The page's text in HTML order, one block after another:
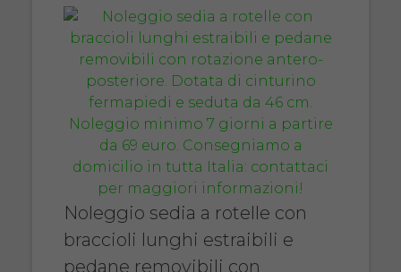
Noleggio sedia a rotelle con
braccioli lunghi estraibili e
pedane removibili con